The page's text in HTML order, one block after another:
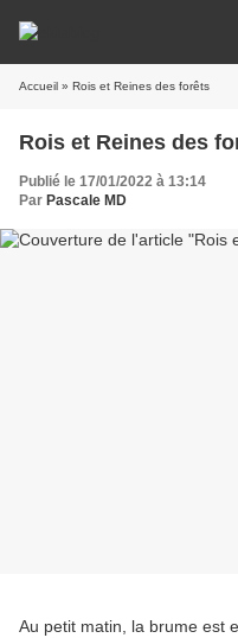
Accueil » Rois et Reines des forêts
Rois et Reines des
Publié le 17/01/2022 à 13:14
Par Pascale MD
Au petit matin, la brume est